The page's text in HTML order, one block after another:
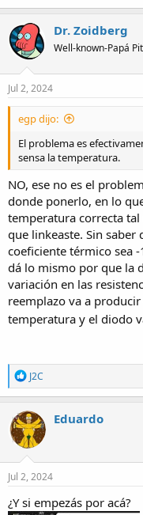
Dr. Zoidberg
Well-known-Papá
Jul 2, 2024
egp dijo:
El problema es
sensa la temperatura.
NO, ese no es el
donde ponerlo, en lo
temperatura correcta
que linkeaste. Sin
coeficiente térmico sea
dá lo mismo por que la
variación en las
reemplazo va a
temperatura y el diodo
R
e
a
c
t
i
o
n
s
J2C
Eduardo
Jul 2, 2024
¿Y si empezás por acá?